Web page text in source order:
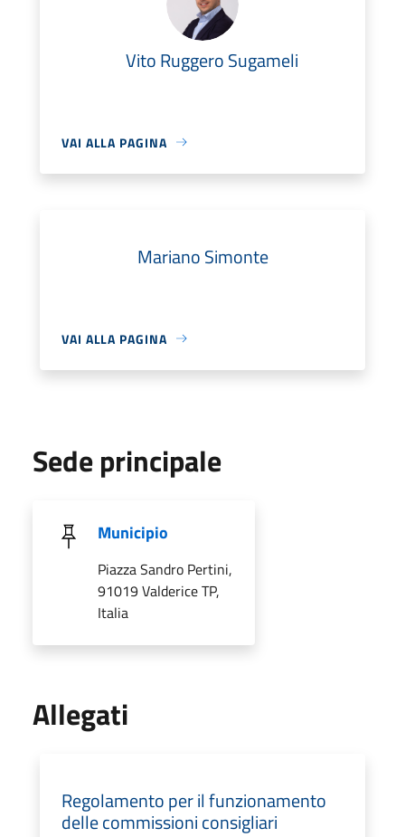
Vito Ruggero Sugameli
VAI ALLA PAGINA
Mariano Simonte
VAI ALLA PAGINA
Sede principale
Municipio
Piazza Sandro Pertini,
91019 Valderice TP,
Italia
Allegati
Regolamento per il funzionamento
delle commissioni consigliari